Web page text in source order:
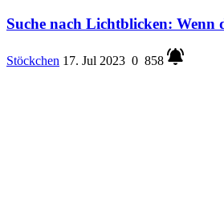
Suche nach Lichtblicken: Wenn
Stöckchen 17. Jul 2023 0 858